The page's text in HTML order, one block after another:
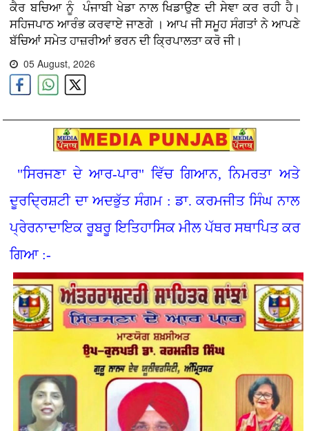
ਕੈਰ ਬਚਿਆ ਨੂੰ ਪੰਜਾਬੀ ਖੇਡਾ ਨਾਲ ਖਿਡਾਉਣ ਦੀ ਸੇਞਾ ਕਰ ਰਹੀ ਹੈ।
ਸਹਿਜਪਾਠ ਆਰੰਭ ਕਰਵਾਏ ਜਾਣਗੇ । ਆਪ ਜੀ ਸਮੂਹ ਸੰਗਤਾਂ ਨੇ ਆਪਣੇ
ਬੱਚਿਆਂ ਸਮੇਤ ਹਾਜ਼ਰੀਆਂ ਭਰਨ ਦੀ ਕ੍ਰਿਪਾਲਤਾ ਕਰੋ ਜੀ।
05 August, 2026
"ਸਿਰਜਣਾ ਦੇ ਆਰ-ਪਾਰ" ਵਿੱਚ ਗਿਆਨ, ਨਿਮਰਤਾ ਅਤੇ
ਦੂਰਦ੍ਰਿਸ਼ਟੀ ਦਾ ਅਦਭੁੱਤ ਸੰਗਮ : ਡਾ. ਕਰਮਜੀਤ ਸਿੰਘ ਨਾਲ
ਪ੍ਰੇਰਨਾਦਾਇਕ ਰੂਬਰੂ ਇਤਿਹਾਸਿਕ ਮੀਲ ਪੱਥਰ ਸਥਾਪਿਤ ਕਰ
ਗਿਆ :-